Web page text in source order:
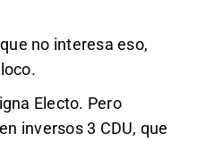
no interesa eso,
Electo. Pero
inversos 3 CDU, que